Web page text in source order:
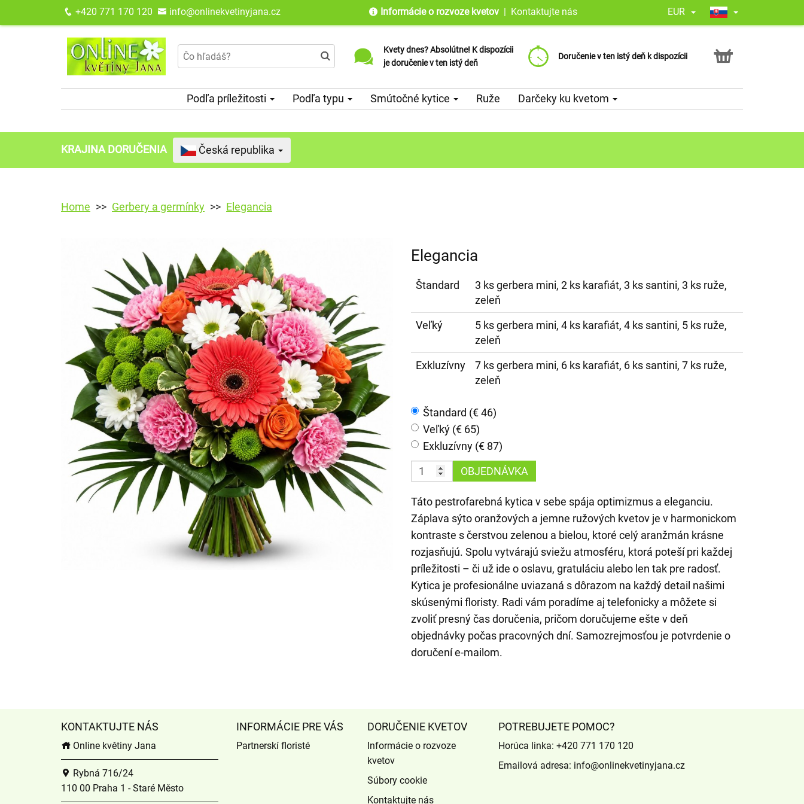
+420 771 170 120 info@onlinekvetinyjana.cz Informácie o rozvoze kvetov | Kontaktujte nás EUR
Kvety dnes? Absolútne! K dispozícii
je doručenie v ten istý deň
Doručujeme do viac ako 100 krajín
sveta od roku 2010
Doručenie v ten istý deň k dispozícii
Záruka spokojnosti. 100 %
hodnotenie Google
Každá kytica rozpráva príbeh –
nechajte nás doručiť ten váš!
Podľa príležitosti Podľa typu Smútočné kytice Ruže Darčeky ku kvetom
KRAJINA DORUČENIA Česká republika
Home Gerbery a germínky Elegancia
Elegancia
Štandard
3 ks gerbera mini, 2 ks karafiát, 3 ks santini, 3 ks ruže,
zeleň
Veľký
5 ks gerbera mini, 4 ks karafiát, 4 ks santini, 5 ks ruže,
zeleň
Exkluzívny
7 ks gerbera mini, 6 ks karafiát, 6 ks santini, 7 ks ruže,
zeleň
Štandard (€ 46)
Veľký (€ 65)
Exkluzívny (€ 87)
OBJEDNÁVKA
Táto pestrofarebná kytica v sebe spája optimizmus a eleganciu.
Záplava sýto oranžových a jemne ružových kvetov je v harmonickom
kontraste s čerstvou zelenou a bielou, ktoré celý aranžmán krásne
rozjasňujú. Spolu vytvárajú sviežu atmosféru, ktorá poteší pri každej
príležitosti – či už ide o oslavu, gratuláciu alebo len tak pre radosť.
Kytica je profesionálne uviazaná s dôrazom na každý detail našimi
skúsenými floristy. Radi vám poradíme aj telefonicky a môžete si
zvoliť presný čas doručenia, pričom doručujeme ešte v deň
objednávky počas pracovných dní. Samozrejmosťou je potvrdenie o
doručení e-mailom.
KONTAKTUJTE NÁS
Online květiny Jana
Rybná 716/24
110 00 Praha 1 - Staré Město
INFORMÁCIE PRE VÁS
Partnerskí floristé
DORUČENIE KVETOV
Informácie o rozvoze
kvetov
Súbory cookie
Kontaktujte nás
POTREBUJETE POMOC?
Horúca linka:+420 771 170 120
Emailová adresa: info@onlinekvetinyjana.cz